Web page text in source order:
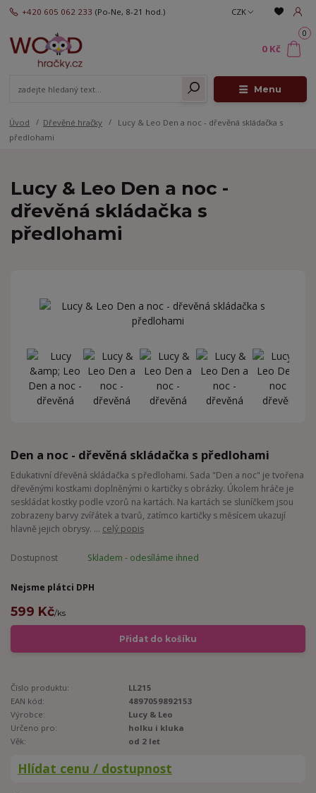
Menu
CZK
+420 605 062 233 (Po-Ne, 8-21 hod.)
0
0 Kč
Úvod Dřevěné hračky
Lucy & Leo Den a noc - dřevěná skládačka s
předlohami
Lucy & Leo Den a noc -
dřevěná skládačka s
předlohami
Den a noc - dřevěná skládačka s předlohami
Edukativní dřevěná skládačka s předlohami. Sada "Den a noc" je tvořena
dřevěnými kostkami doplněnými o kartičky s obrázky. Úkolem hráče je
seskládat kostky podle vzorů na kartách. Na kartách se sluníčkem jsou
zobrazeny barvy zvířátek a tvarů, zatímco kartičky s měsícem ukazují
hlavně jejich obrysy. ... celý popis
Dostupnost Skladem - odesíláme ihned
Nejsme plátci DPH
599 Kč/ks
Přidat do košíku
Číslo produktu:
LL215
EAN kód:
4897059892153
Výrobce:
Lucy & Leo
Určeno pro:
holku i kluka
Věk:
od 2 let
Hlídat cenu / dostupnost